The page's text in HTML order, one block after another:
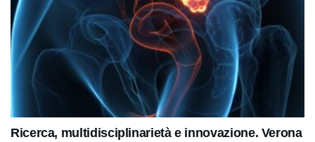
Ricerca, multidisciplinarietà e innovazione. Verona